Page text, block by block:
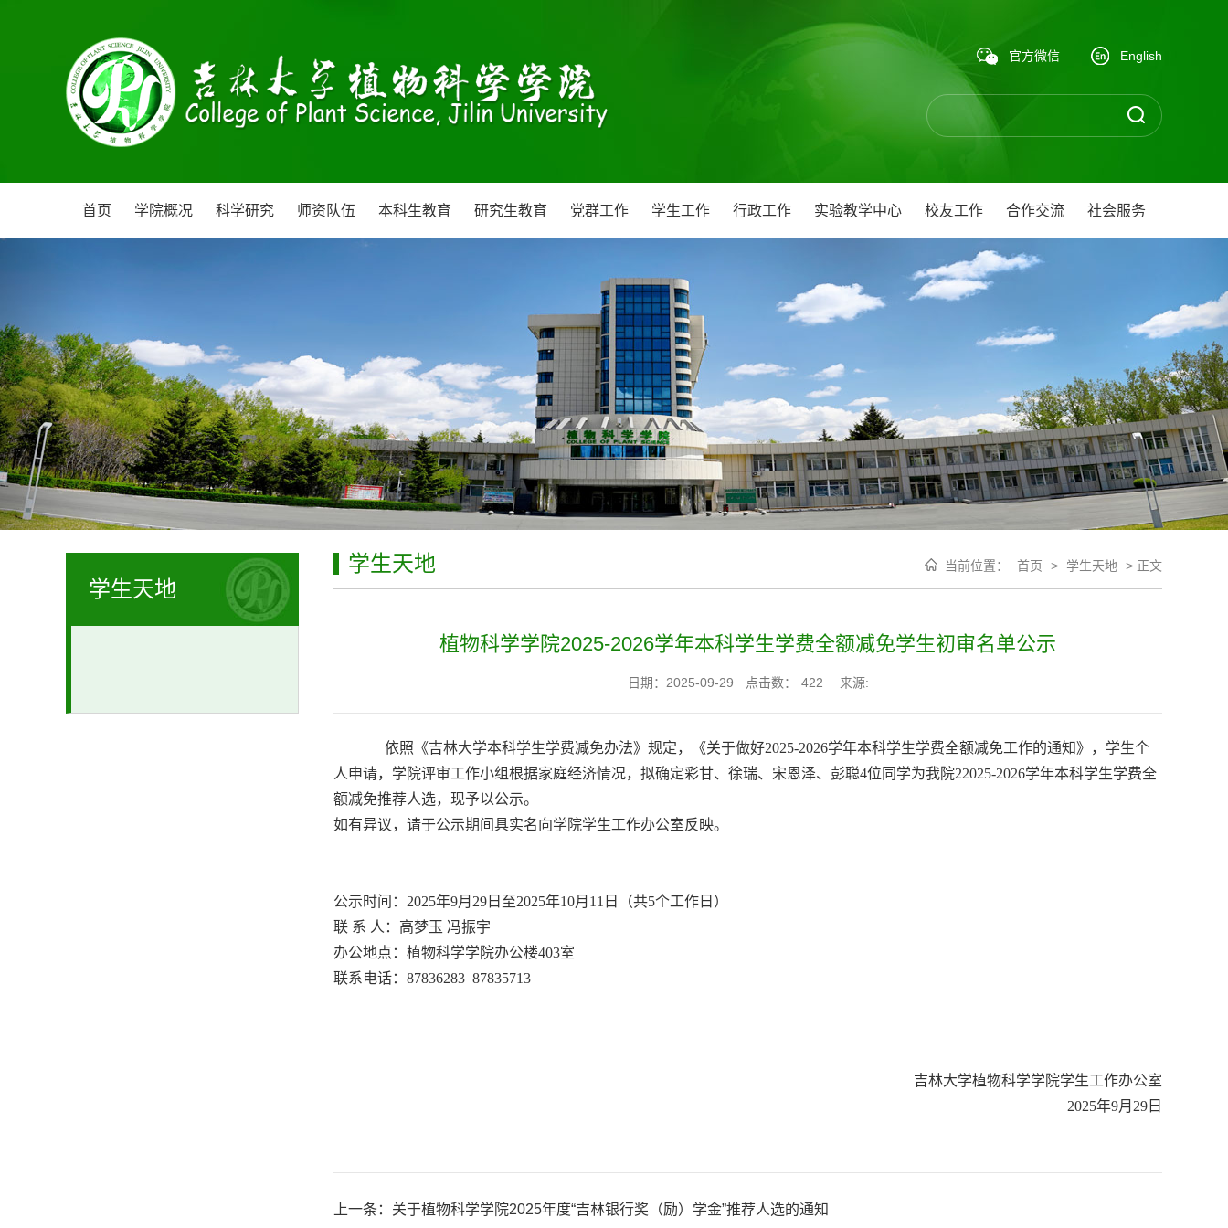
官方微信 English
首页 学院概况 科学研究 师资队伍 本科生教育 研究生教育 党群工作 学生工作 行政工作 实验教学中心 校友工作 合作交流 社会服务
学生天地
学生天地 当前位置： 首页 > 学生天地 > 正文
植物科学学院2025-2026学年本科学生学费全额减免学生初审名单公示
日期：2025-09-29 点击数： 422 来源:
依照《吉林大学本科学生学费减免办法》规定， 《关于做好2025-2026学年本科学生学费全额减免工作的通知》 ，学生个
人申请，学院评审工作小组根据家庭经济情况，拟确定彩甘、徐瑞、宋恩泽、彭聪4位同学为我院22025-2026学年本科学生学费全
额减免推荐人选，现予以公示。
如有异议，请于公示期间具实名向学院学生工作办公室反映。
公示时间：2025年9月29日至2025年10月11日（共5个工作日）
联 系 人：高梦玉 冯振宇
办公地点：植物科学学院办公楼403室
联系电话：87836283 87835713
吉林大学植物科学学院学生工作办公室
2025年9月29日
上一条： 关于植物科学学院2025年度“吉林银行奖（励）学金”推荐人选的通知